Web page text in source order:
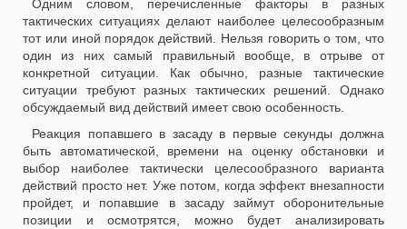
Одним словом, перечисленные факторы в разных
тактических ситуациях делают наиболее целесообразным
тот или иной порядок действий. Нельзя говорить о том, что
один из них самый правильный вообще, в отрыве от
конкретной ситуации. Как обычно, разные тактические
ситуации требуют разных тактических решений. Однако
обсуждаемый вид действий имеет свою особенность.
Реакция попавшего в засаду в первые секунды должна
быть автоматической, времени на оценку обстановки и
выбор наиболее тактически целесообразного варианта
действий просто нет. Уже потом, когда эффект внезапности
пройдет, и попавшие в засаду займут оборонительные
позиции и осмотрятся, можно будет анализировать